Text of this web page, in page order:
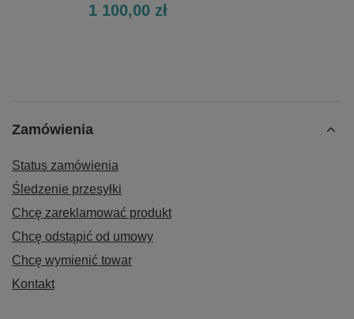
1 100,00 zł
Zamówienia
Status zamówienia
Śledzenie przesyłki
Chcę zareklamować produkt
Chcę odstąpić od umowy
Chcę wymienić towar
Kontakt